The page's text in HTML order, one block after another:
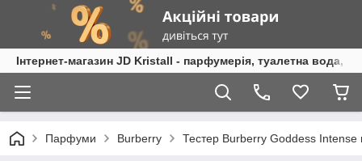
Інтернет-магазин JD Kristall - парфумерія, туалетна вода,
Парфуми Burberry Тестер Burberry Goddess